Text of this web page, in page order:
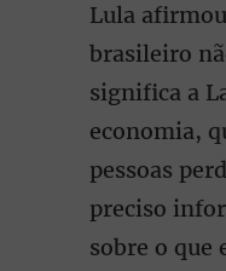
Lula
brasileiro
significa a
economia,
pessoas
preciso
sobre o que